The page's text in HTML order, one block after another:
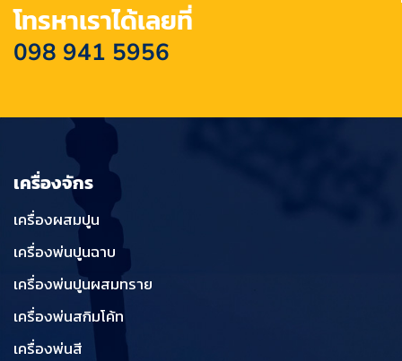
โทรหาเราได้เลยที่
098 941 5956
เครื่องจักร
เครื่องผสมปูน
เครื่องพ่นปูนฉาบ
เครื่องพ่นปูนผสมทราย
เครื่องพ่นสกิมโค้ท
เครื่องพ่นสี